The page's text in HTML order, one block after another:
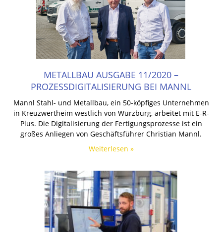
METALLBAU AUSGABE 11/2020 –
PROZESSDIGITALISIERUNG BEI MANNL
Mannl Stahl- und Metallbau, ein 50-köpfiges Unternehmen
in Kreuzwertheim westlich von Würzburg, arbeitet mit E-R-
Plus. Die Digitalisierung der Fertigungsprozesse ist ein
großes Anliegen von Geschäftsführer Christian Mannl.
Weiterlesen »